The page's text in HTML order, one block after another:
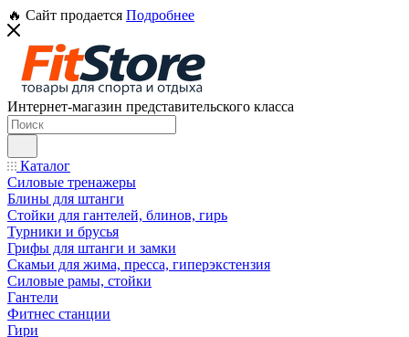
🔥 Сайт продается Подробнее
Интернет-магазин представительского класса
Каталог
Силовые тренажеры
Блины для штанги
Стойки для гантелей, блинов, гирь
Турники и брусья
Грифы для штанги и замки
Скамьи для жима, пресса, гиперэкстензия
Силовые рамы, стойки
Гантели
Фитнес станции
Гири